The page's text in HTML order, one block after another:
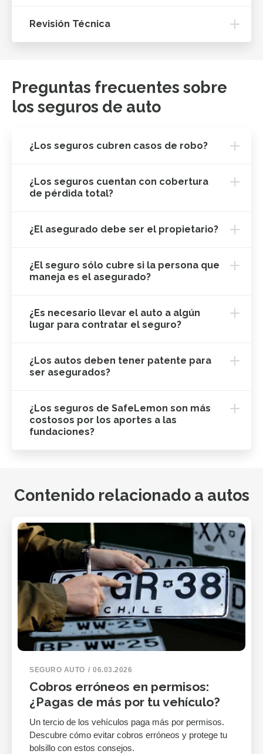
Revisión Técnica
Preguntas frecuentes sobre
los seguros de auto
¿Los seguros cubren casos de robo?
¿Los seguros cuentan con cobertura
de pérdida total?
¿El asegurado debe ser el propietario?
¿El seguro sólo cubre si la persona que
maneja es el asegurado?
¿Es necesario llevar el auto a algún
lugar para contratar el seguro?
¿Los autos deben tener patente para
ser asegurados?
¿Los seguros de SafeLemon son más
costosos por los aportes a las
fundaciones?
Contenido relacionado a autos
SEGURO AUTO 06.03.2026
Cobros erróneos en permisos:
¿Pagas de más por tu vehículo?
Un tercio de los vehículos paga más por permisos.
Descubre cómo evitar cobros erróneos y protege tu
bolsillo con estos consejos.